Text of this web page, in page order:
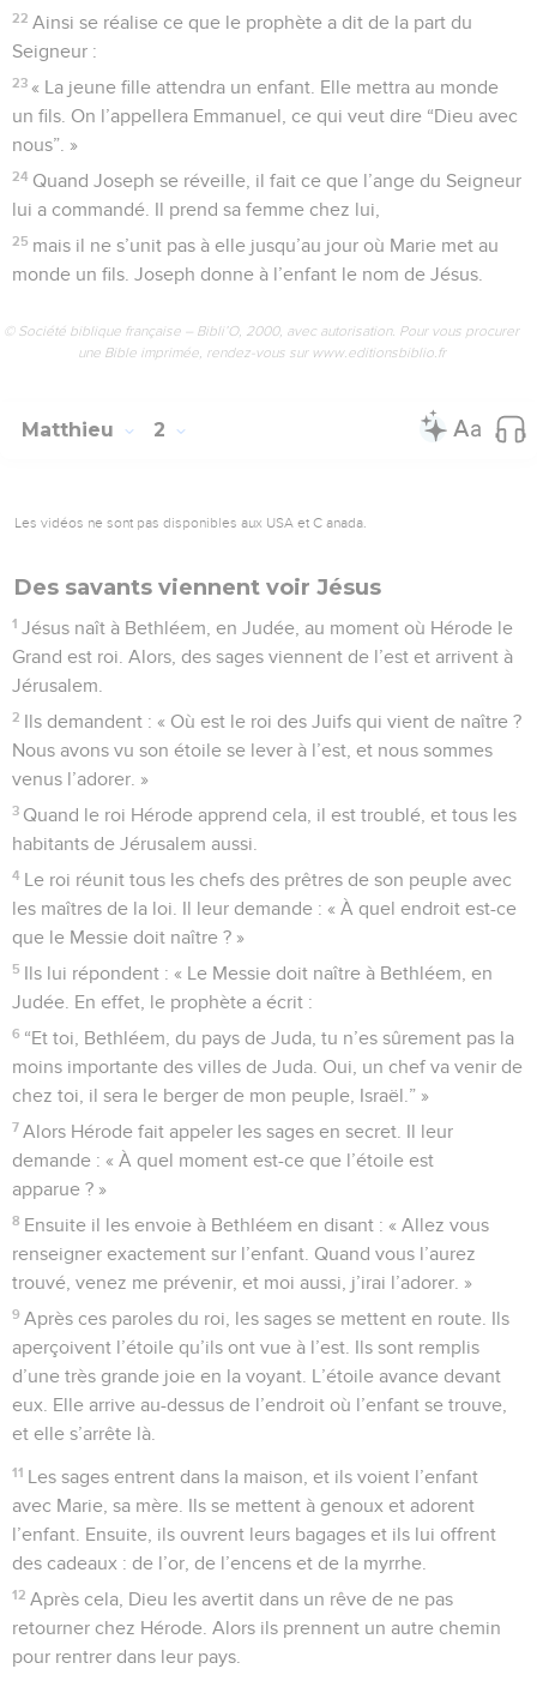
22 Ainsi se réalise ce que le prophète a dit de la part du
Seigneur :
23 « La jeune fille attendra un enfant. Elle mettra au monde
un fils. On l’appellera Emmanuel, ce qui veut dire “Dieu avec
nous”. »
24 Quand Joseph se réveille, il fait ce que l’ange du Seigneur
lui a commandé. Il prend sa femme chez lui,
25 mais il ne s’unit pas à elle jusqu’au jour où Marie met au
monde un fils. Joseph donne à l’enfant le nom de Jésus.
© Société biblique française – Bibli’O, 2000, avec autorisation. Pour vous procurer
une Bible imprimée, rendez-vous sur www.editionsbiblio.fr
Matthieu 2
Les vidéos ne sont pas disponibles aux USA et C anada.
Des savants viennent voir Jésus
1 Jésus naît à Bethléem, en Judée, au moment où Hérode le
Grand est roi. Alors, des sages viennent de l’est et arrivent à
Jérusalem.
2 Ils demandent : « Où est le roi des Juifs qui vient de naître ?
Nous avons vu son étoile se lever à l’est, et nous sommes
venus l’adorer. »
3 Quand le roi Hérode apprend cela, il est troublé, et tous les
habitants de Jérusalem aussi.
4 Le roi réunit tous les chefs des prêtres de son peuple avec
les maîtres de la loi. Il leur demande : « À quel endroit est-ce
que le Messie doit naître ? »
5 Ils lui répondent : « Le Messie doit naître à Bethléem, en
Judée. En effet, le prophète a écrit :
6 “Et toi, Bethléem, du pays de Juda, tu n’es sûrement pas la
moins importante des villes de Juda. Oui, un chef va venir de
chez toi, il sera le berger de mon peuple, Israël.” »
7 Alors Hérode fait appeler les sages en secret. Il leur
demande : « À quel moment est-ce que l’étoile est
apparue ? »
8 Ensuite il les envoie à Bethléem en disant : « Allez vous
renseigner exactement sur l’enfant. Quand vous l’aurez
trouvé, venez me prévenir, et moi aussi, j’irai l’adorer. »
9 Après ces paroles du roi, les sages se mettent en route. Ils
aperçoivent l’étoile qu’ils ont vue à l’est. Ils sont remplis
d’une très grande joie en la voyant. L’étoile avance devant
eux. Elle arrive au-dessus de l’endroit où l’enfant se trouve,
et elle s’arrête là.
11 Les sages entrent dans la maison, et ils voient l’enfant
avec Marie, sa mère. Ils se mettent à genoux et adorent
l’enfant. Ensuite, ils ouvrent leurs bagages et ils lui offrent
des cadeaux : de l’or, de l’encens et de la myrrhe.
12 Après cela, Dieu les avertit dans un rêve de ne pas
retourner chez Hérode. Alors ils prennent un autre chemin
pour rentrer dans leur pays.